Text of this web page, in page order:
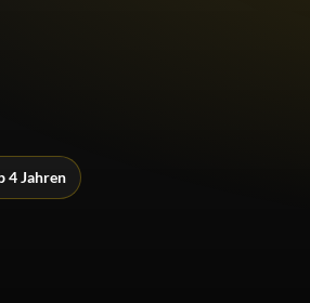
4 Jahren